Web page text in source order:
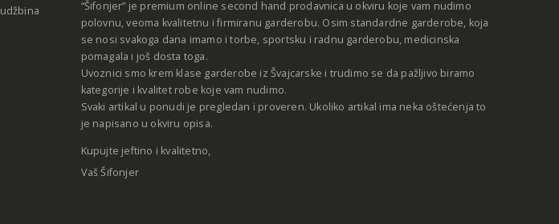
“Šifonjer” je premium online second hand prodavnica u okviru koje vam nudimo
polovnu, veoma kvalitetnu i firmiranu garderobu. Osim standardne garderobe, koja
se nosi svakoga dana imamo i torbe, sportsku i radnu garderobu, medicinska
pomagala i još dosta toga.
Uvoznici smo krem klase garderobe iz Švajcarske i trudimo se da pažljivo biramo
kategorije i kvalitet robe koje vam nudimo.
Svaki artikal u ponudi je pregledan i proveren. Ukoliko artikal ima neka oštećenja to
je napisano u okviru opisa.
Kupujte jeftino i kvalitetno,
Vaš Šifonjer